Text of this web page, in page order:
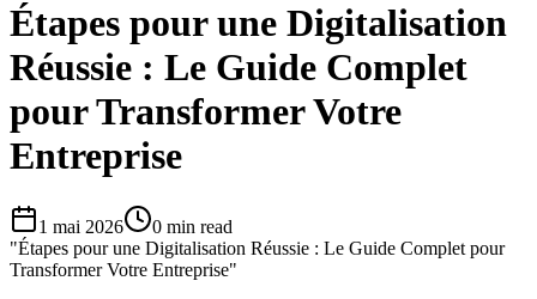
Étapes pour une Digitalisation
Réussie : Le Guide Complet
pour Transformer Votre
Entreprise
1 mai 2026 0 min read
"Étapes pour une Digitalisation Réussie : Le Guide Complet pour
Transformer Votre Entreprise"